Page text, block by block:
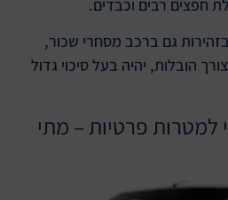
חפצים רבים וכבדים.
גם ברכב מסחרי שכור,
הובלות, יהיה בעל סיכוי גדול
פרטיות – מתי